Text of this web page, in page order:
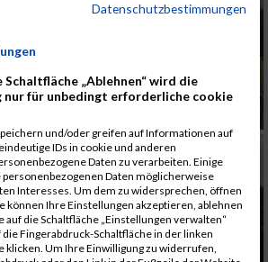
Datenschutzbestimmungen
Schaltfläche „Ablehnen“ wird die
für unbedingt erforderliche cookie
und/oder greifen auf Informationen auf
IDs in cookie und anderen
Daten zu verarbeiten. Einige
Daten möglicherweise
Interesses. Um dem zu widersprechen, öffnen
können Ihre Einstellungen akzeptieren, ablehnen
auf die Schaltfläche „Einstellungen verwalten“
Fingerabdruck-Schaltfläche in der linken
klicken. Um Ihre Einwilligung zu widerrufen,